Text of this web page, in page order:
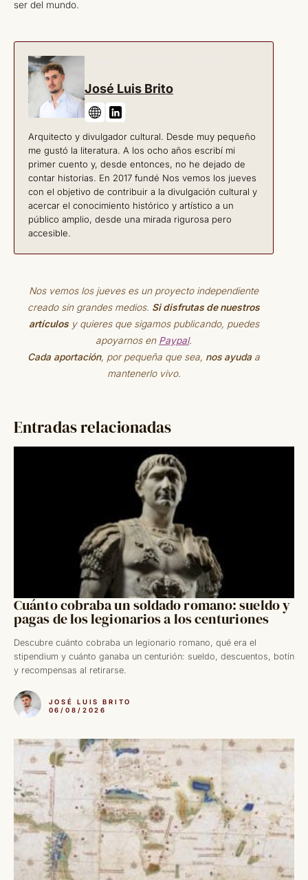
ser del mundo.
José Luis Brito
Arquitecto y divulgador cultural. Desde muy pequeño
me gustó la literatura. A los ocho años escribí mi
primer cuento y, desde entonces, no he dejado de
contar historias. En 2017 fundé Nos vemos los jueves
con el objetivo de contribuir a la divulgación cultural y
acercar el conocimiento histórico y artístico a un
público amplio, desde una mirada rigurosa pero
accesible.
Nos vemos los jueves es un proyecto independiente
creado sin grandes medios. Si disfrutas de nuestros
artículosy quieres que sigamos publicando, puedes
apoyarnos en Paypal.
Cada aportación, por pequeña que sea, nos ayudaa
mantenerlo vivo.
Entradas relacionadas
Cuánto cobraba un soldado romano: sueldo y
pagas de los legionarios a los centuriones
Descubre cuánto cobraba un legionario romano, qué era el
stipendium y cuánto ganaba un centurión: sueldo, descuentos, botín
y recompensas al retirarse.
JOSÉ LUIS BRITO
06/08/2026